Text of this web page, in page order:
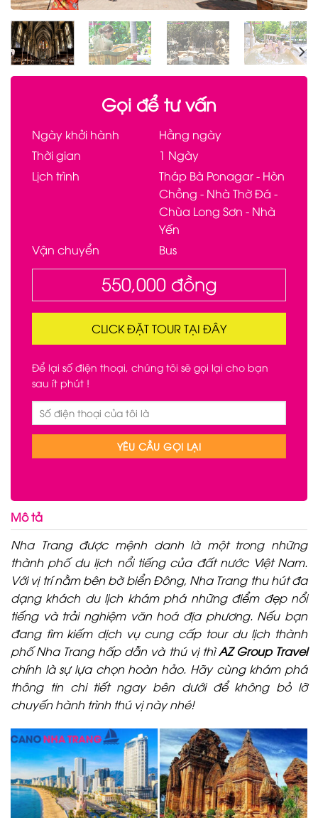
Gọi để tư vấn
Ngày khởi hành
Hằng ngày
Thời gian
1 Ngày
Lịch trình
Tháp Bà Ponagar - Hòn
Chồng - Nhà Thờ Đá -
Chùa Long Sơn - Nhà
Yến
Vận chuyển
Bus
550,000đồng
CLICK ĐẶT TOUR TẠI ĐÂY
Để lại số điện thoại, chúng tôi sẽ gọi lại cho bạn
sau ít phút !
Mô tả
Nha Trang được mệnh danh là một trong những
thành phố du lịch nổi tiếng của đất nước Việt Nam.
Với vị trí nằm bên bờ biển Đông, Nha Trang thu hút đa
dạng khách du lịch khám phá những điểm đẹp nổi
tiếng và trải nghiệm văn hoá địa phương. Nếu bạn
đang tìm kiếm dịch vụ cung cấp tour du lịch thành
phố Nha Trang hấp dẫn và thú vị thìAZ Group Travel
chính là sự lựa chọn hoàn hảo. Hãy cùng khám phá
thông tin chi tiết ngay bên dưới để không bỏ lỡ
chuyến hành trình thú vị này nhé!